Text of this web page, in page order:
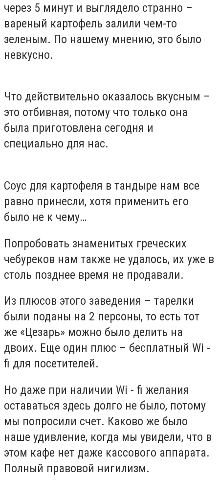
через 5 минут и выглядело странно –
вареный картофель залили чем-то
зеленым. По нашему мнению, это было
невкусно.
Что действительно оказалось вкусным –
это отбивная, потому что только она
была приготовлена сегодня и
специально для нас.
Соус для картофеля в тандыре нам все
равно принесли, хотя применить его
было не к чему…
Попробовать знаменитых греческих
чебуреков нам также не удалось, их уже в
столь позднее время не продавали.
Из плюсов этого заведения – тарелки
были поданы на 2 персоны, то есть тот
же «Цезарь» можно было делить на
двоих. Еще один плюс – бесплатный Wi -
fi для посетителей.
Но даже при наличии Wi - fi желания
оставаться здесь долго не было, потому
мы попросили счет. Каково же было
наше удивление, когда мы увидели, что в
этом кафе нет даже кассового аппарата.
Полный правовой нигилизм.